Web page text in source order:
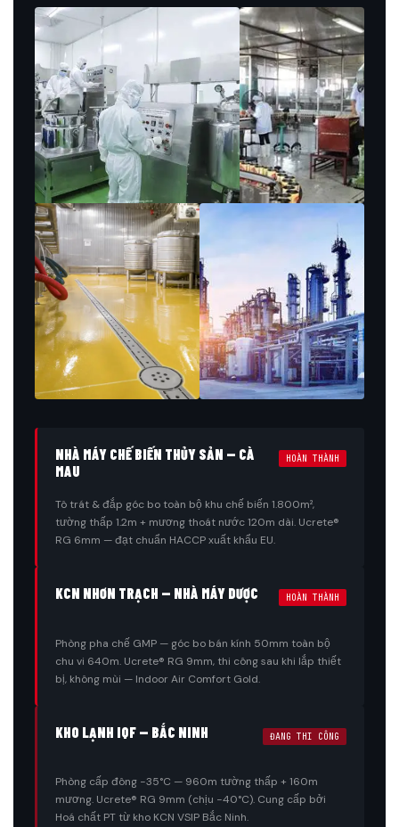
NHÀ MÁY CHẾ BIẾN THỦY SẢN — CÀ
MAU
HOÀN THÀNH
Tô trát & đắp góc bo toàn bộ khu chế biến 1.800m²,
tường thấp 1.2m + mương thoát nước 120m dài. Ucrete®
RG 6mm — đạt chuẩn HACCP xuất khẩu EU.
KCN NHƠN TRẠCH — NHÀ MÁY DƯỢC HOÀN THÀNH
Phòng pha chế GMP — góc bo bán kính 50mm toàn bộ
chu vi 640m. Ucrete® RG 9mm, thi công sau khi lắp thiết
bị, không mùi — Indoor Air Comfort Gold.
KHO LẠNH IQF — BẮC NINH ĐANG THI CÔNG
Phòng cấp đông −35°C — 960m tường thấp + 160m
mương. Ucrete® RG 9mm (chịu −40°C). Cung cấp bởi
Hoá chất PT từ kho KCN VSIP Bắc Ninh.